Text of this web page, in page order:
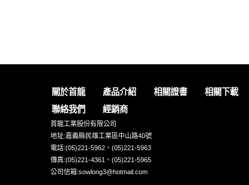
關於首龍 產品介紹 相關證書
相關下載
聯絡我們
經銷商
首龍工業股份有限公司
地址:嘉義縣民雄工業區中山路40號
電話:(05)221-5962、(05)221-5963
傳真:(05)221-4361、(05)221-5965
公司信箱:sowlong3@hotmail.com